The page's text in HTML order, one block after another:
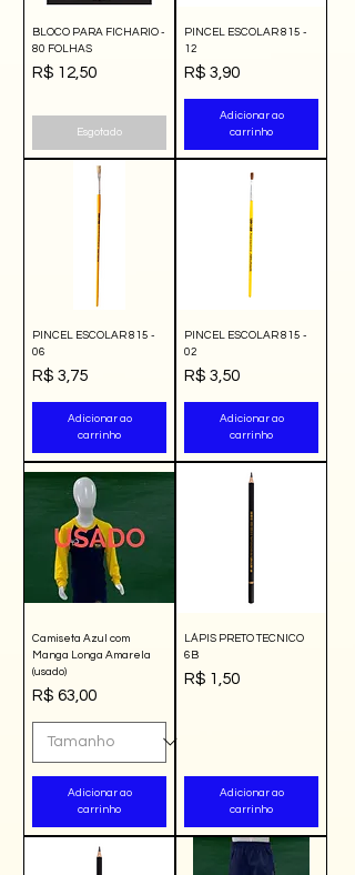
BLOCO PARA FICHARIO -
80 FOLHAS
Preço
R$ 12,50
Esgotado
PINCEL ESCOLAR 815 -
12
Preço
R$ 3,90
Adicionar ao
carrinho
PINCEL ESCOLAR 815 -
06
Preço
R$ 3,75
Adicionar ao
carrinho
PINCEL ESCOLAR 815 -
02
Preço
R$ 3,50
Adicionar ao
carrinho
Camiseta Azul com
Manga Longa Amarela
(usado)
Preço
R$ 63,00
Adicionar ao
carrinho
LÁPIS PRETO TECNICO
6B
Preço
R$ 1,50
Adicionar ao
carrinho